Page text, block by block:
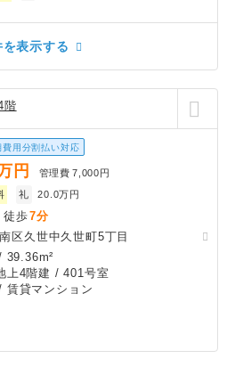
表示する
階
費用分割払い対応
円 管理費 7,000円
礼 20.0万円
徒歩7分
区久世中久世町5丁目
39.36m²
上4階建 / 401号室
賃貸マンション